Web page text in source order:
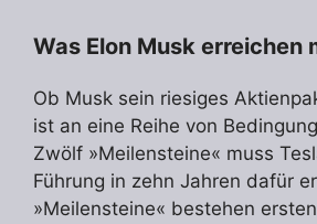
Was Elon Musk erreichen
Ob Musk sein riesiges
ist an eine Reihe von
Zwölf »Meilensteine« muss
Führung in zehn Jahren dafür
»Meilensteine« bestehen